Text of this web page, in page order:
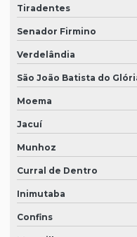
Tiradentes
Senador Firmino
Verdelândia
São João Batista do
Moema
Jacuí
Munhoz
Curral de Dentro
Inimutaba
Confins